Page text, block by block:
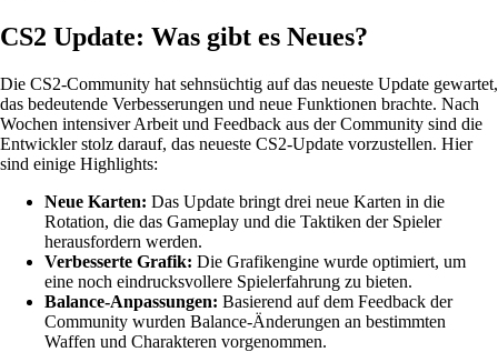
CS2 Update: Was gibt es Neues?
Die CS2-Community hat sehnsüchtig auf das neueste Update gewartet,
das bedeutende Verbesserungen und neue Funktionen brachte. Nach
Wochen intensiver Arbeit und Feedback aus der Community sind die
Entwickler stolz darauf, das neueste CS2-Update vorzustellen. Hier
sind einige Highlights:
Neue Karten: Das Update bringt drei neue Karten in die
Rotation, die das Gameplay und die Taktiken der Spieler
herausfordern werden.
Verbesserte Grafik: Die Grafikengine wurde optimiert, um
eine noch eindrucksvollere Spielerfahrung zu bieten.
Balance-Anpassungen: Basierend auf dem Feedback der
Community wurden Balance-Änderungen an bestimmten
Waffen und Charakteren vorgenommen.